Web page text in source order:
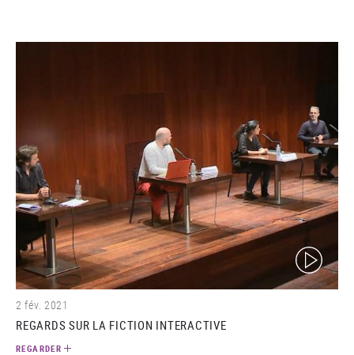
(video)
2 fév. 2021
REGARDS SUR LA FICTION INTERACTIVE
REGARDER